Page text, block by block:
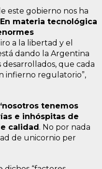
este gobierno nos ha
En materia tecnológica
a la libertad y el
dando la Argentina
que cada
infierno regulatorio”,
tenemos
e inhóspitas de
calidad. No por nada
de unicornio per